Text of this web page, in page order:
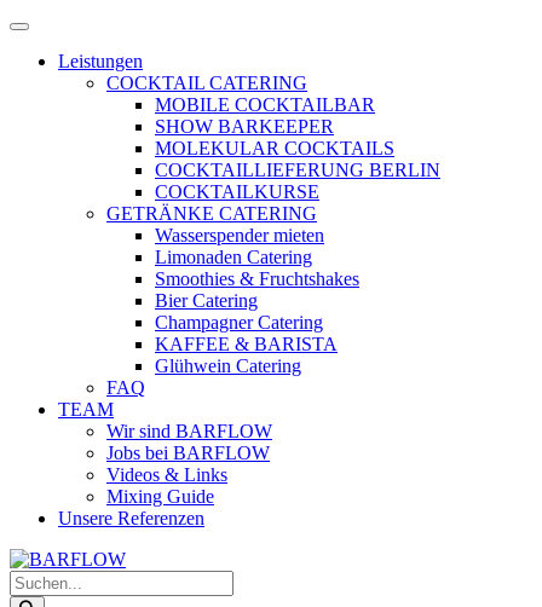
Zum
springen
Menü
öffnenLeistungen
COCKTAIL CATERING
MOBILE COCKTAILBAR
SHOW BARKEEPER
MOLEKULAR COCKTAILS
COCKTAILLIEFERUNG BERLIN
COCKTAILKURSE
GETRÄNKE CATERING
Wasserspender mieten
Limonaden Catering
Smoothies & Fruchtshakes
Bier Catering
Champagner Catering
KAFFEE & BARISTA
Glühwein Catering
FAQ
TEAM
Wir sind BARFLOW
Jobs bei BARFLOW
Videos & Links
Mixing Guide
Unsere Referenzen
Suchen...